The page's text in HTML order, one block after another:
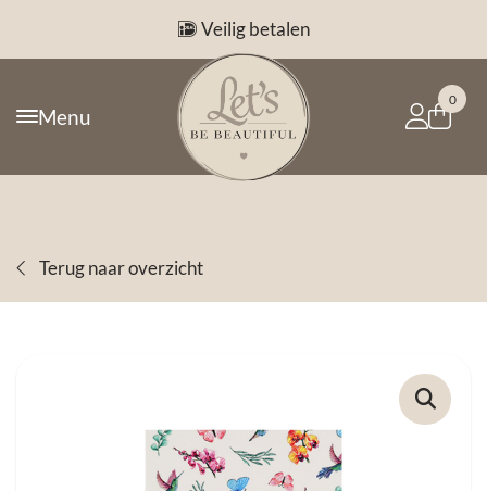
Veilig betalen
Menu
0
Terug naar overzicht